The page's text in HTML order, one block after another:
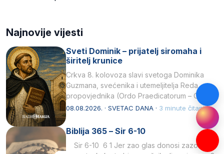
Najnovije vijesti
Sveti Dominik – prijatelj siromaha i
širitelj krunice
Crkva 8. kolovoza slavi svetoga Dominika
Guzmana, svećenika i utemeljitelja Reda
propovjednika (Ordo Praedicatorum – OP).
Svojim životom, dubokom ljubavlju prema
08.08.2026. · SVETAC DANA · 3 minute čitanja
Biblija 365 – Sir 6-10
Sir 6-10 6 1 Jer zao glas donosi zazor i